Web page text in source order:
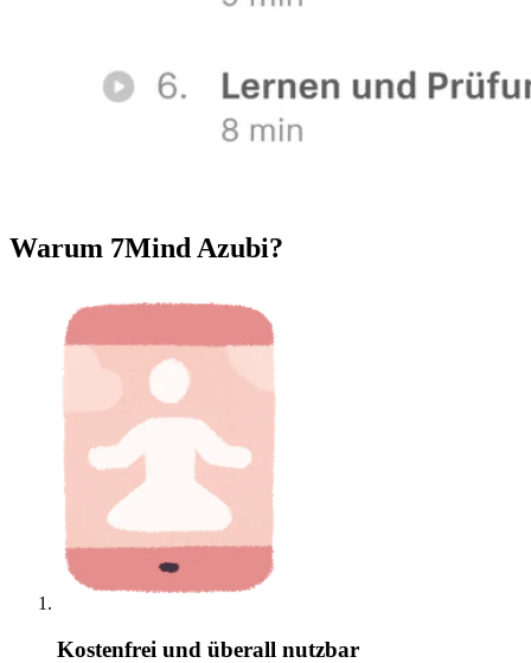
Warum 7Mind Azubi?
Kostenfrei und überall nutzbar